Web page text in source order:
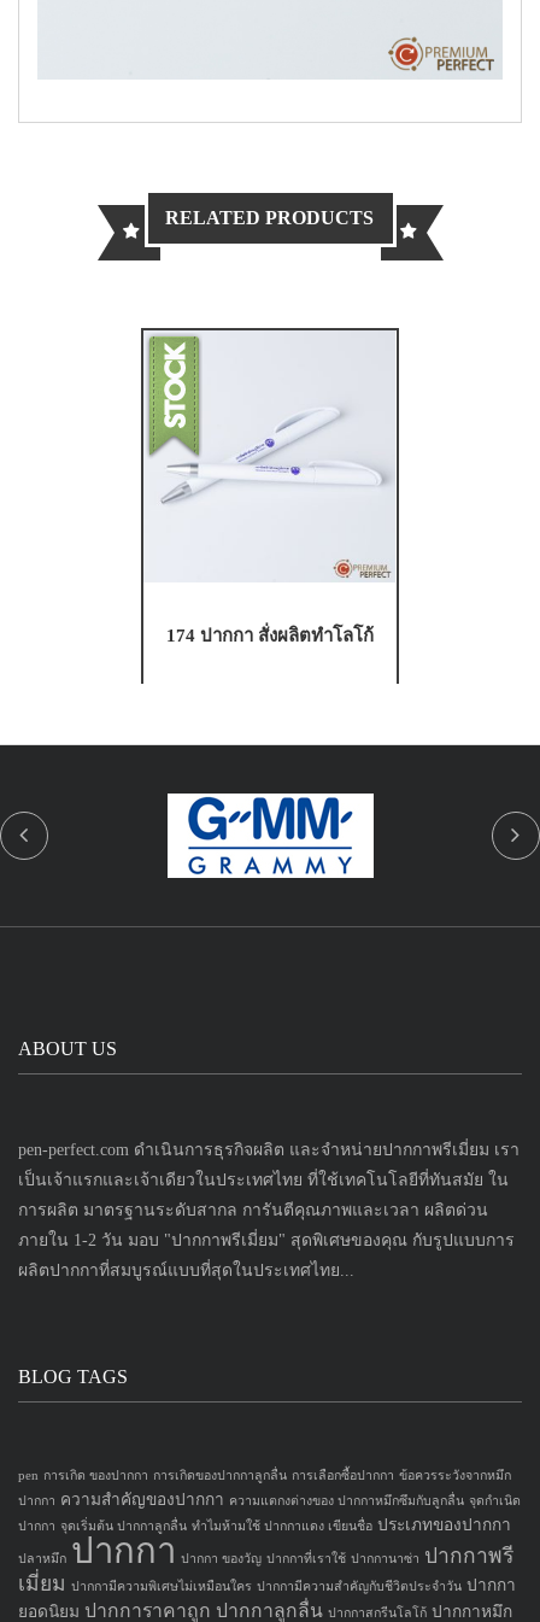
RELATED PRODUCTS
174 ปากกา สั่งผลิตทำโลโก้
ABOUT US
pen-perfect.com ดำเนินการธุรกิจผลิต และจำหน่ายปากกาพรีเมี่ยม เรา
เป็นเจ้าแรกและเจ้าเดียวในประเทศไทย ที่ใช้เทคโนโลยีที่ทันสมัย ใน
การผลิต มาตรฐานระดับสากล การันตีคุณภาพและเวลา ผลิตด่วน
ภายใน 1-2 วัน มอบ "ปากกาพรีเมี่ยม" สุดพิเศษของคุณ กับรูปแบบการ
ผลิตปากกาที่สมบูรณ์แบบที่สุดในประเทศไทย...
BLOG TAGS
pen การเกิด ของปากกา การเกิดของปากกาลูกลื่น การเลือกซื้อปากกา ข้อควรระวังจากหมึก
ปากกา ความสำคัญของปากกา ความแตกงต่างของ ปากกาหมึกซึมกับลูกลื่น จุดกำเนิด
ปากกา จุดเริ่มต้น ปากกาลูกลื่น ทำไมห้ามใช้ ปากกาแดง เขียนชื่อ ประเภทของปากกา
ปลาหมึก ปากกา ปากกา ของวัญ ปากกาที่เราใช้ ปากกานาซ่า ปากกาพรี
เมี่ยม ปากกามีความพิเศษไม่เหมือนใคร ปากกามีความสำคัญกับชีวิตประจำวัน ปากกา
ยอดนิยม ปากการาคาถูก ปากกาลูกลื่น ปากกาสกรีนโลโก้ ปากกาหมึก